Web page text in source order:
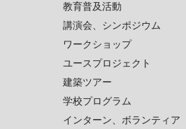
教育普及活動
講演会、シンポジウム
ワークショップ
ユースプロジェクト
建築ツアー
学校プログラム
インターン、ボランティア